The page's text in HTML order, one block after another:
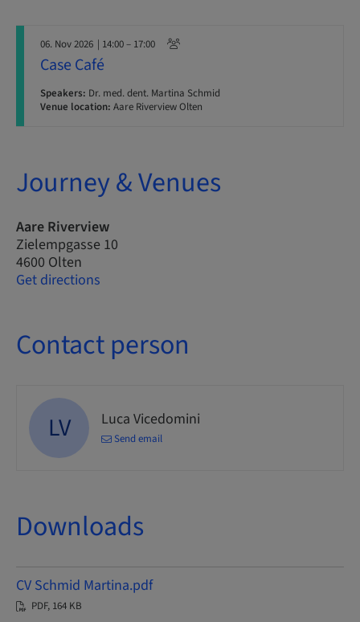
06. Nov 2026 | 14:00 – 17:00
Case Café
Speakers: Dr. med. dent. Martina Schmid
Venue location: Aare Riverview Olten
Journey & Venues
Aare Riverview
Zielempgasse 10
4600 Olten
Get directions
Contact person
LV Luca Vicedomini
Send email
Downloads
CV Schmid Martina.pdf
PDF, 164 KB